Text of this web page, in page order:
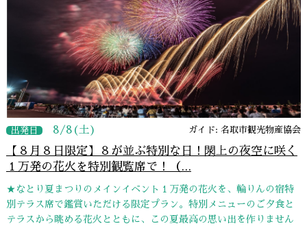
出発日 8/8(土) ガイド: 名取市観光物産協会
【８月８日限定】８が並ぶ特別な日！閖上の夜空に咲く
１万発の花火を特別観覧席で！（...
★なとり夏まつりのメインイベント１万発の花火を、輪りんの宿特
別テラス席で鑑賞いただける限定プラン。特別メニューのご夕食と
テラスから眺める花火とともに、この夏最高の思い出を作りません